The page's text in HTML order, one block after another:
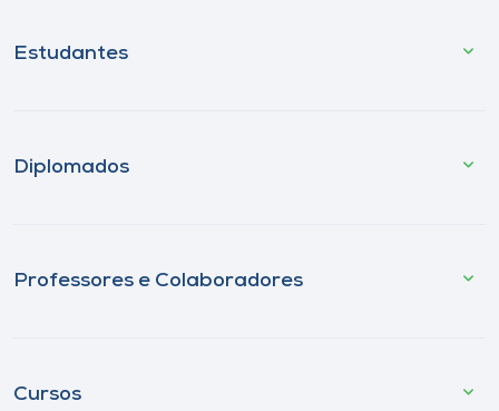
Estudantes
Diplomados
Professores e Colaboradores
Cursos